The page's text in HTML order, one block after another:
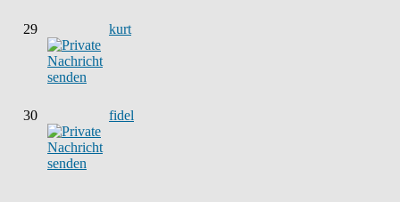
29 kurt
30 fidel